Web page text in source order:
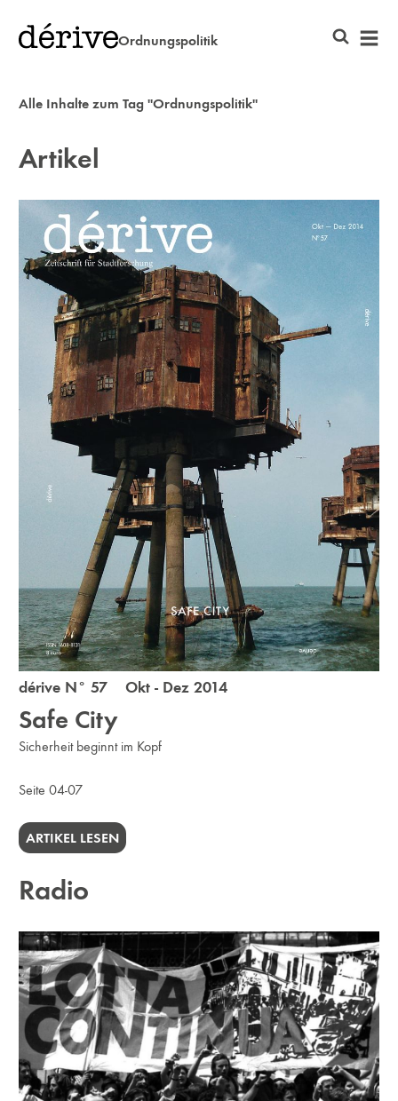
Ordnungspolitik
Alle Inhalte zum Tag "Ordnungspolitik"
Artikel
dérive N° 57 Okt - Dez 2014
Safe City
Sicherheit beginnt im Kopf
Seite 04-07
ARTIKEL LESEN
Radio